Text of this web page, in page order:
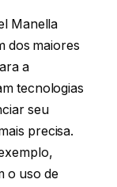
Manella
dos maiores
a
tecnologias
seu
precisa.
o uso de